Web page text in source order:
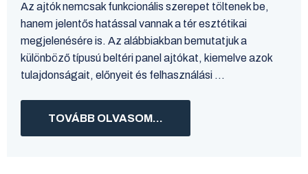
Az ajtók nemcsak funkcionális szerepet töltenek be,
hanem jelentős hatással vannak a tér esztétikai
megjelenésére is. Az alábbiakban bemutatjuk a
különböző típusú beltéri panel ajtókat, kiemelve azok
tulajdonságait, előnyeit és felhasználási ...
TOVÁBB OLVASOM...